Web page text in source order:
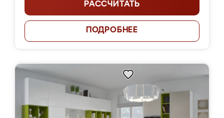
РАССЧИТАТЬ
ПОДРОБНЕЕ